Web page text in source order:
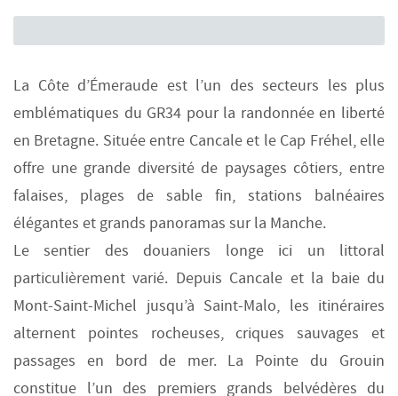
La Côte d’Émeraude est l’un des secteurs les plus
emblématiques du GR34 pour la randonnée en liberté
en Bretagne. Située entre Cancale et le Cap Fréhel, elle
offre une grande diversité de paysages côtiers, entre
falaises, plages de sable fin, stations balnéaires
élégantes et grands panoramas sur la Manche.
Le sentier des douaniers longe ici un littoral
particulièrement varié. Depuis Cancale et la baie du
Mont-Saint-Michel jusqu’à Saint-Malo, les itinéraires
alternent pointes rocheuses, criques sauvages et
passages en bord de mer. La Pointe du Grouin
constitue l’un des premiers grands belvédères du